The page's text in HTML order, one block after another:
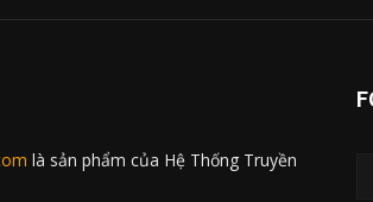
là sản phẩm của Hệ Thống Truyền